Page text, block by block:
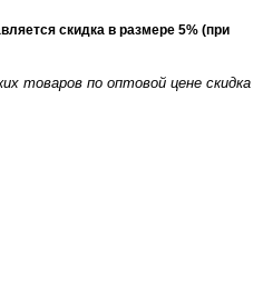
скидка в размере 5% (при
товаров по оптовой цене скидка